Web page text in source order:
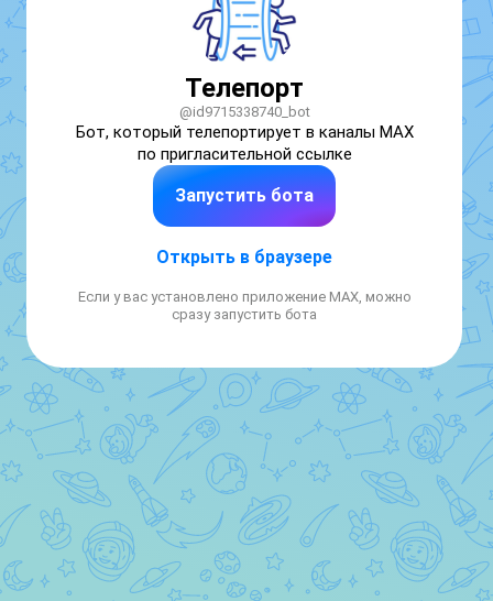
Телепорт
@id9715338740_bot
Бот, который телепортирует в каналы MAX
по пригласительной ссылке
Запустить бота
Открыть в браузере
Если у вас установлено приложение MAX, можно
сразу запустить бота